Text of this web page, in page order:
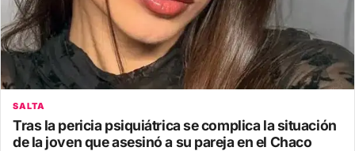
SALTA
Tras la pericia psiquiátrica se complica la situación
de la joven que asesinó a su pareja en el Chaco